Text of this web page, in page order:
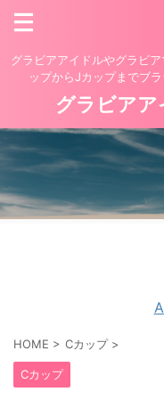
グラビアアイドルやグラビ
ップからJカップまでブ
グラビアア
HOME > Cカップ >
Cカップ